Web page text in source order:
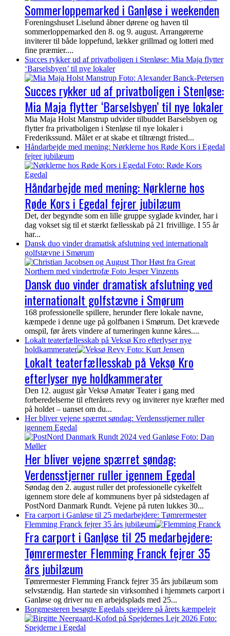
Sommerloppemarked i Ganløse i weekenden
Foreningshuset Liselund åbner dørene og haven til
sommerloppemarked den 8. og 9. august. Arrangørerne
inviterer til både loppefund, lækker grillmad og lotteri med
fine præmier....
Succes rykker ud af privatboligen i Stenløse: Mia Maja flytter
‘Barselsbyen’ til nye lokaler
Succes rykker ud af privatboligen i Stenløse:
Mia Maja flytter ‘Barselsbyen’ til nye lokaler
Mia Maja Holst Manstrup udvider tilbuddet Barselsbyen og
flytter fra privatboligen i Stenløse til nye lokaler i
Frederikssund. Målet er at skabe et tiltrængt fristed...
Håndarbejde med mening: Nørklerne hos Røde Kors i Egedal
fejrer jubilæum
Håndarbejde med mening: Nørklerne hos
Røde Kors i Egedal fejrer jubilæum
Det, der begyndte som en lille gruppe syglade kvinder, har i
dag vokset sig til et stærkt fællesskab på 21 frivillige. I 55 år
har...
Dansk duo vinder dramatisk afslutning ved internationalt
golfstævne i Smørum
Dansk duo vinder dramatisk afslutning ved
internationalt golfstævne i Smørum
168 professionelle spillere, herunder flere lokale navne,
kæmpede i denne uge på golfbanen i Smørum. Det krævede
omspil, før årets vindere af turneringen kunne kåres....
Lokalt teaterfællesskab på Veksø Kro efterlyser nye
holdkammerater
Lokalt teaterfællesskab på Veksø Kro
efterlyser nye holdkammerater
Den 12. august går Veksø Amatør Teater i gang med
forberedelserne til efterårets revy og inviterer nye kræfter med
på holdet – uanset om du...
Her bliver vejene spærret søndag: Verdensstjerner ruller
igennem Egedal
Her bliver vejene spærret søndag:
Verdensstjerner ruller igennem Egedal
Søndag den 2. august ruller det professionelle cykelfelt
igennem store dele af kommunens byer på sidstedagen af
PostNord Danmark Rundt. Vejene på ruten lukkes 30...
Fra carport i Ganløse til 25 medarbejdere: Tømrermester
Flemming Franck fejrer 35 års jubilæum
Fra carport i Ganløse til 25 medarbejdere:
Tømrermester Flemming Franck fejrer 35
års jubilæum
Tømrermester Flemming Franck fejrer 35 års jubilæum som
selvstændig. Han startede sin virksomhed i hjemmets carport i
Ganløse og driver nu en arbejdsplads med 25...
Borgmesteren besøgte Egedals spejdere på årets kæmpelejr